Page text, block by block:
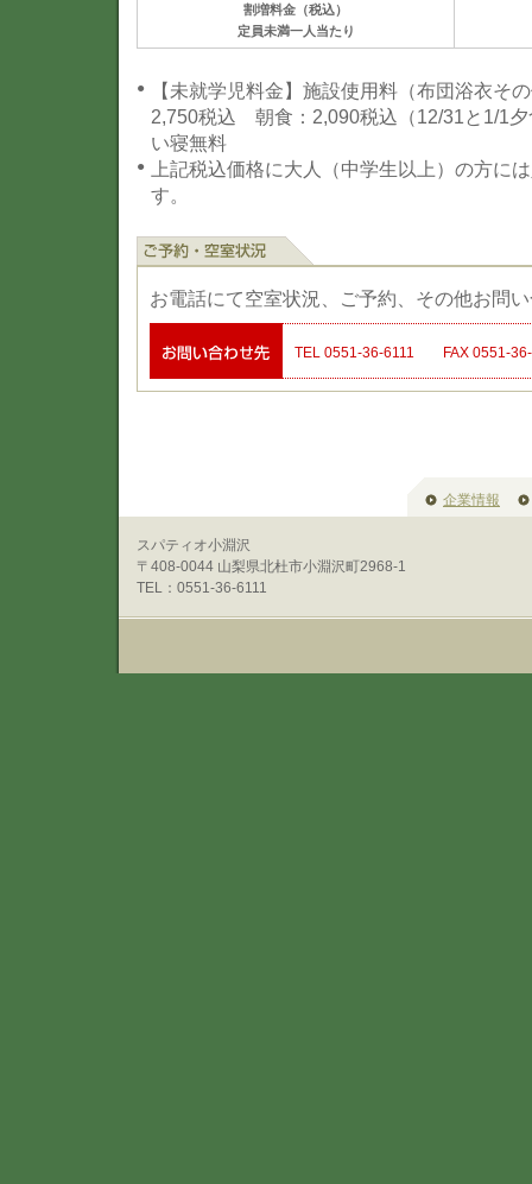
割増料金（税込）
定員未満一人当たり
【未就学児料金】施設使用料（布団浴衣
2,750税込 朝食：2,090税込（12/31と1/1
い寝無料
上記税込価格に大人（中学生以上）の方に
す。
お電話にて空室状況、ご予約、その他お問
TEL 0551-36-6111 FAX 0551-36-
企業情報
スパティオ小淵沢
〒408-0044 山梨県北杜市小淵沢町2968-1
TEL：0551-36-6111